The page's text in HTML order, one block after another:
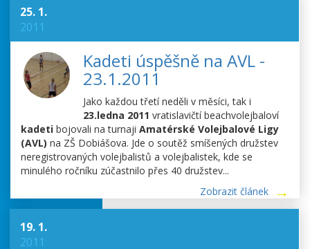
25. 1.
2011
Kadeti úspěšně na AVL -
23.1.2011
Jako každou třetí neděli v měsíci, tak i
23.ledna 2011 vratislavičtí beachvolejbaloví
kadeti bojovali na turnaji Amatérské Volejbalové Ligy
(AVL) na ZŠ Dobiášova. Jde o soutěž smíšených družstev
neregistrovaných volejbalistů a volejbalistek, kde se
minulého ročníku zúčastnilo přes 40 družstev...
Zobrazit článek
19. 1.
2011